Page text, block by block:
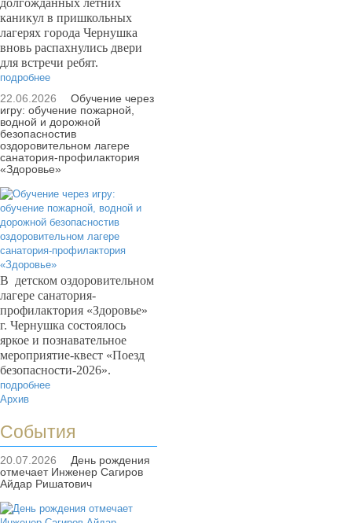
долгожданных летних
каникул в пришкольных
лагерях города Чернушка
вновь распахнулись двери
для встречи ребят.
подробнее
22.06.2026
Обучение через
игру: обучение пожарной,
водной и дорожной
безопасностив
оздоровительном лагере
санатория-профилактория
«Здоровье»
В детском оздоровительном
лагере санатория-
профилактория «Здоровье»
г. Чернушка состоялось
яркое и познавательное
мероприятие-квест «Поезд
безопасности-2026».
подробнее
Архив
События
20.07.2026
День рождения
отмечает Инженер Сагиров
Айдар Ришатович